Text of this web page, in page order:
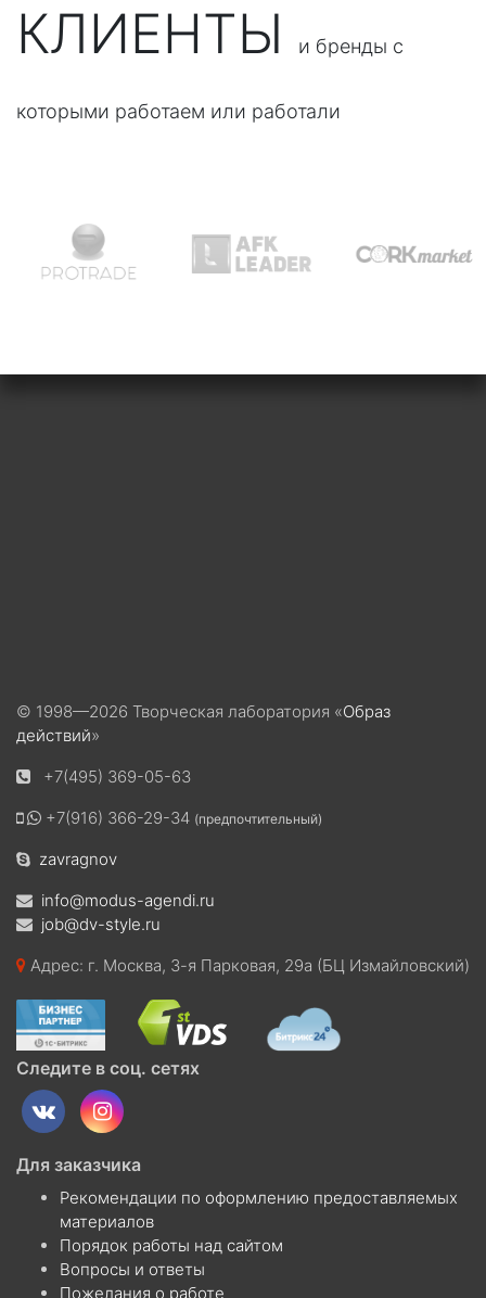
КЛИЕНТЫ и бренды с
которыми работаем или работали
© 1998—2026 Творческая лаборатория «Образ
действий»
+7(495) 369-05-63
+7(916) 366-29-34 (предпочтительный)
zavragnov
info@modus-agendi.ru
job@dv-style.ru
Адрес: г. Москва, 3-я Парковая, 29а (БЦ Измайловский)
Следите в соц. сетях
Для заказчика
Рекомендации по оформлению предоставляемых
материалов
Порядок работы над сайтом
Вопросы и ответы
Пожелания о работе